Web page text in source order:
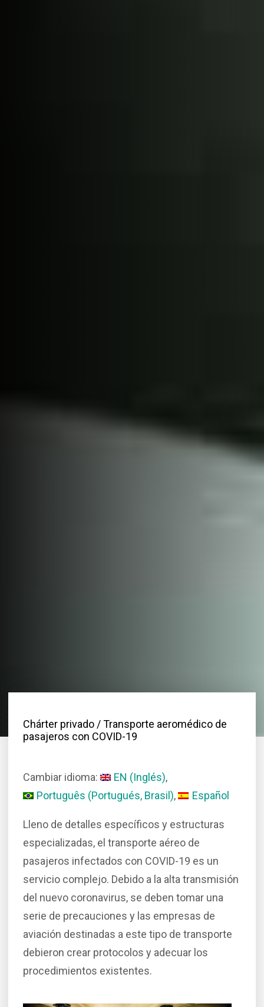
Chárter privado/ Transporte aeromédico de
pasajeros con COVID-19
Cambiar idioma: EN (Inglés)
Português (Portugués, Brasil) Español
Lleno de detalles específicos y estructuras
especializadas, el transporte aéreo de
pasajeros infectados con COVID-19 es un
servicio complejo. Debido a la alta transmisión
del nuevo coronavirus, se deben tomar una
serie de precauciones y las empresas de
aviación destinadas a este tipo de transporte
debieron crear protocolos y adecuar los
procedimientos existentes.